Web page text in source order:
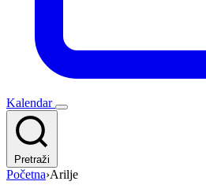
Kalendar
Pretraži
Početna›Arilje